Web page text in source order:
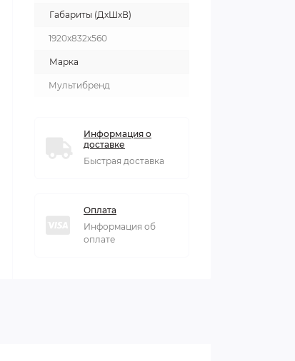
Габариты (ДхШхВ)
1920х832х560
Марка
Мультибренд
Информация о
доставке
Быстрая доставка
Оплата
Информация об
оплате